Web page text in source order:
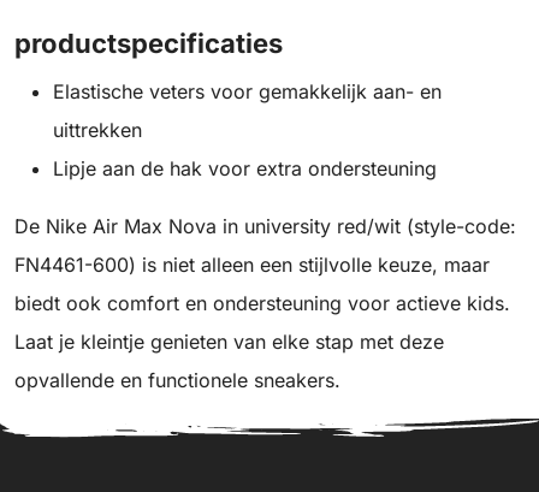
productspecificaties
Elastische veters voor gemakkelijk aan- en
uittrekken
Lipje aan de hak voor extra ondersteuning
De Nike Air Max Nova in university red/wit (style-code:
FN4461-600) is niet alleen een stijlvolle keuze, maar
biedt ook comfort en ondersteuning voor actieve kids.
Laat je kleintje genieten van elke stap met deze
opvallende en functionele sneakers.